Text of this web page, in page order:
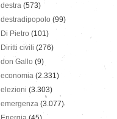
destra (573)
destradipopolo (99)
Di Pietro (101)
Diritti civili (276)
don Gallo (9)
economia (2.331)
elezioni (3.303)
emergenza (3.077)